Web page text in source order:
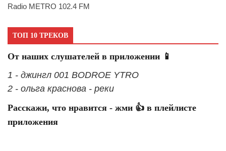
Radio METRO 102.4 FM
ТОП 10 ТРЕКОВ
От наших слушателей в приложении 📱
1 - джингл 001 BODROE YTRO
2 - ольга краснова - реки
Расскажи, что нравится - жми 👍 в плейлисте
приложения